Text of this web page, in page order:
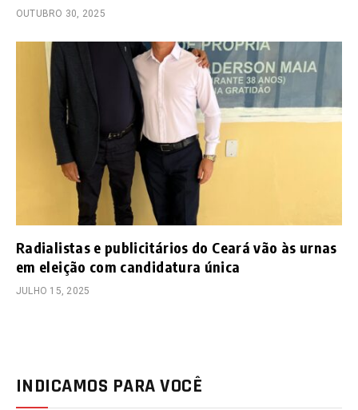
OUTUBRO 30, 2025
Radialistas e publicitários do Ceará vão às urnas
em eleição com candidatura única
JULHO 15, 2025
INDICAMOS PARA VOCÊ